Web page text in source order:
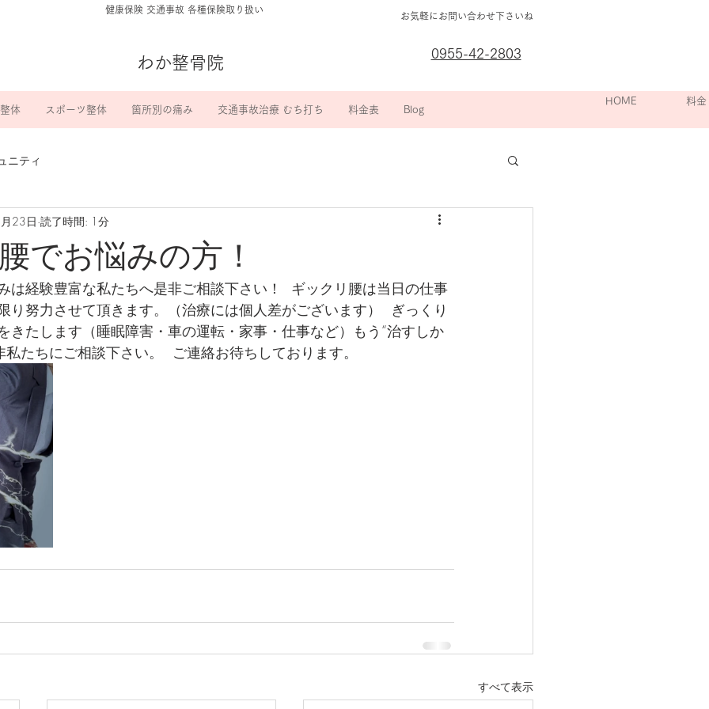
​健康保険 交通事故 各種保険取り扱い
お気軽にお問い合わせ下さいね
わか整骨院
0955-42-2803
体 スポーツ整体 箇所別の痛み 交通事故治療 むち打ち 料金表 Blog
スポーツ整
院長挨拶 箇所別
HOME 料金
ニティ
でお悩みの方！
23日 読了時間: 1分
は経験豊富な私たちへ是非ご相談下さい！  ギックリ腰は当日の仕事
り努力させて頂きます。（治療には個人差がございます）  ぎっくり
きたします（睡眠障害・車の運転・家事・仕事など）もう“治すしか
たちにご相談下さい。  ご連絡お待ちしております。
すべて表示